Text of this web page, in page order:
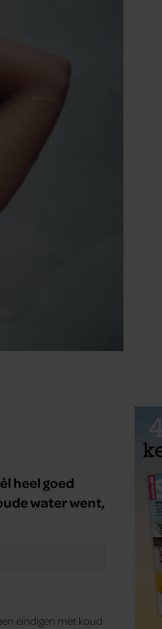
heel goed
water went,
eindigen met koud